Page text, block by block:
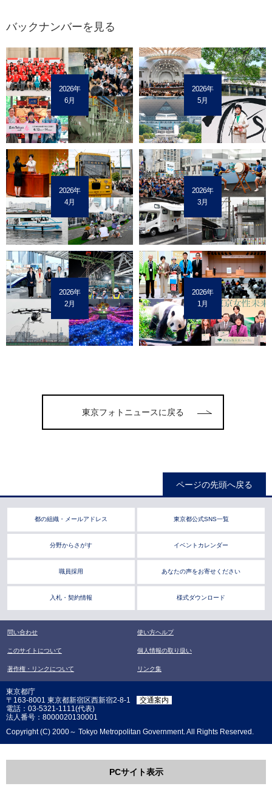
バックナンバーを見る
2026年
6月
2026年
5月
2026年
4月
2026年
3月
2026年
2月
2026年
1月
東京フォトニュースに戻る
ページの先頭へ戻る
都の組織・メールアドレス 東京都公式SNS一覧
分野からさがす イベントカレンダー
職員採用 あなたの声をお寄せください
入札・契約情報 様式ダウンロード
問い合わせ 使い方ヘルプ
このサイトについて 個人情報の取り扱い
著作権・リンクについて リンク集
東京都庁
〒163-8001 東京都新宿区西新宿2-8-1
交通案内
電話：03-5321-1111(代表)
法人番号：8000020130001
Copyright (C) 2000～ Tokyo Metropolitan Government. All Rights Reserved.
PCサイト表示